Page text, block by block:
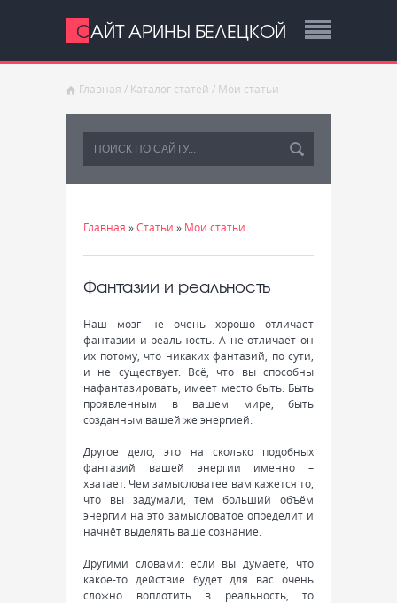
САЙТ АРИНЫ БЕЛЕЦКОЙ
Главная / Каталог статей / Мои статьи
Главная »Статьи » Мои статьи
Фантазии и реальность
Наш мозг не очень хорошо отличает
фантазии и реальность. А не отличает он
их потому, что никаких фантазий, по сути,
и не существует. Всё, что вы способны
нафантазировать, имеет место быть. Быть
проявленным в вашем мире, быть
созданным вашей же энергией.
Другое дело, это на сколько подобных
фантазий вашей энергии именно –
хватает. Чем замысловатее вам кажется то,
что вы задумали, тем больший объём
энергии на это замысловатое определит и
начнёт выделять ваше сознание.
Другими словами: если вы думаете, что
какое-то действие будет для вас очень
сложно воплотить в реальность, то